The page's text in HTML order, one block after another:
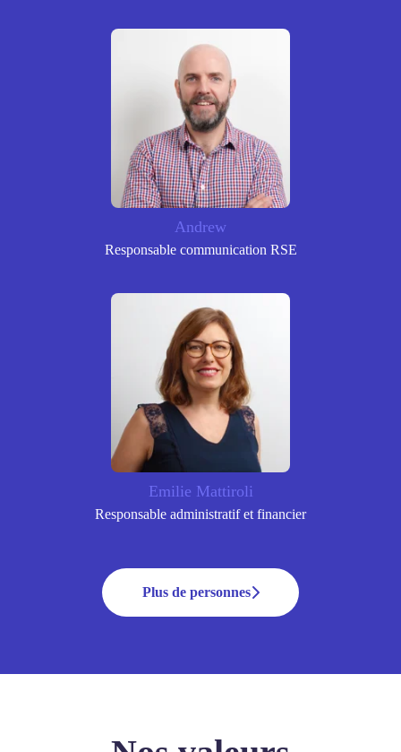
Andrew
Responsable communication RSE
Emilie Mattiroli
Responsable administratif et financier
Plus de personnes